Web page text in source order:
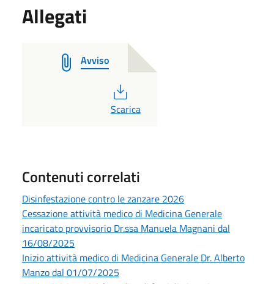
Allegati
Avviso
PDF
Scarica
Contenuti correlati
Disinfestazione contro le zanzare 2026
Cessazione attività medico di Medicina Generale
incaricato provvisorio Dr.ssa Manuela Magnani dal
16/08/2025
Inizio attività medico di Medicina Generale Dr. Alberto
Manzo dal 01/07/2025